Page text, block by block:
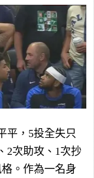
平，5投全失只
2次助攻、1次抄
。作為一名身